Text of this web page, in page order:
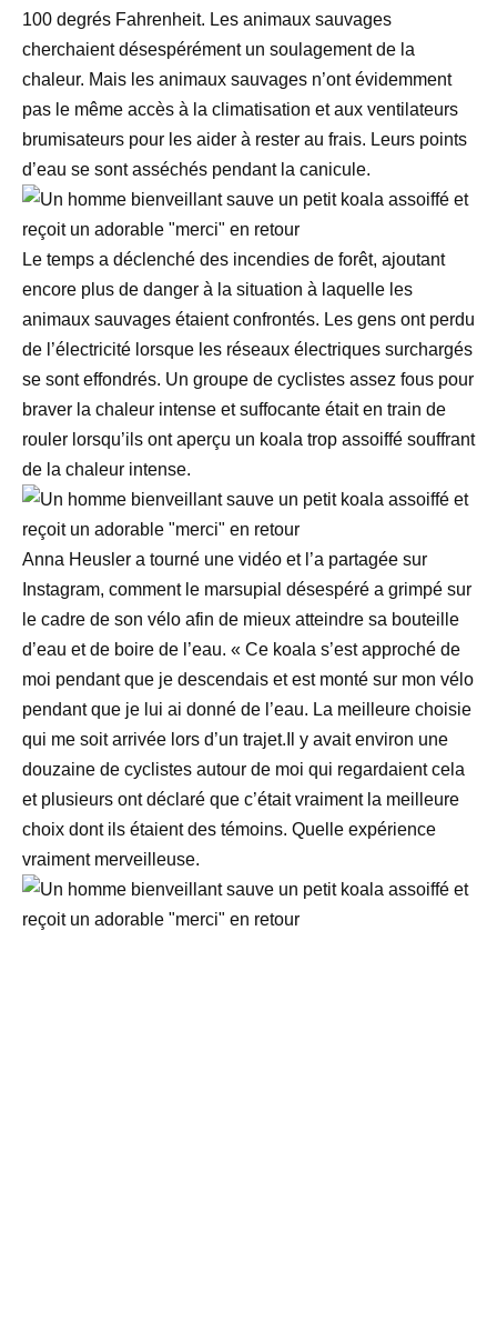
100 degrés Fahrenheit. Les animaux sauvages
cherchaient désespérément un soulagement de la
chaleur. Mais les animaux sauvages n’ont évidemment
pas le même accès à la climatisation et aux ventilateurs
brumisateurs pour les aider à rester au frais. Leurs points
d’eau se sont asséchés pendant la canicule.
Le temps a déclenché des incendies de forêt, ajoutant
encore plus de danger à la situation à laquelle les
animaux sauvages étaient confrontés. Les gens ont perdu
de l’électricité lorsque les réseaux électriques surchargés
se sont effondrés. Un groupe de cyclistes assez fous pour
braver la chaleur intense et suffocante était en train de
rouler lorsqu’ils ont aperçu un koala trop assoiffé souffrant
de la chaleur intense.
Anna Heusler a tourné une vidéo et l’a partagée sur
Instagram, comment le marsupial désespéré a grimpé sur
le cadre de son vélo afin de mieux atteindre sa bouteille
d’eau et de boire de l’eau. « Ce koala s’est approché de
moi pendant que je descendais et est monté sur mon vélo
pendant que je lui ai donné de l’eau. La meilleure choisie
qui me soit arrivée lors d’un trajet.Il y avait environ une
douzaine de cyclistes autour de moi qui regardaient cela
et plusieurs ont déclaré que c’était vraiment la meilleure
choix dont ils étaient des témoins. Quelle expérience
vraiment merveilleuse.